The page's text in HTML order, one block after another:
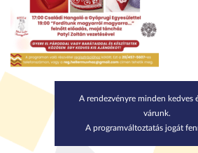
A rendezvényre minden kedves
várunk.
A programváltoztatás jogát